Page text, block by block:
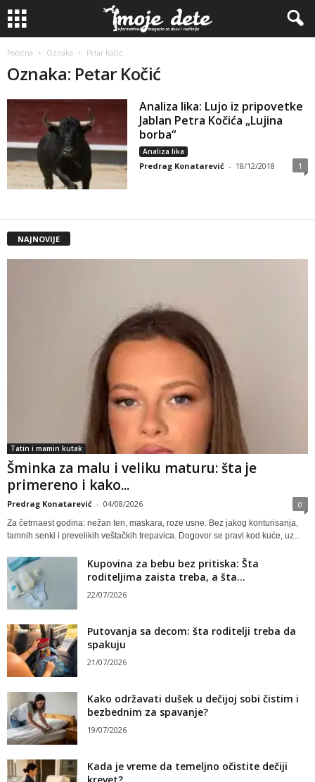
Početna Oznake Petar Kočić
Oznaka: Petar Kočić
Analiza lika: Lujo iz pripovetke
Jablan Petra Kočića „Lujina
borba“
Analiza lika
Predrag Konatarević - 18/12/2018 1
NAJNOVIJE
Tatin i mamin kutak
Šminka za malu i veliku maturu: šta je
primereno i kako...
Predrag Konatarević - 04/08/2026 0
Za četrnaest godina: nežan ten, maskara, roze usne. Bez jakog konturisanja,
tamnih senki i prevelikih veštačkih trepavica. Dogovor se pravi kod kuće, uz...
Kupovina za bebu bez pritiska: Šta
roditeljima zaista treba, a šta...
22/07/2026
Putovanja sa decom: šta roditelji treba da
spakuju
21/07/2026
Kako održavati dušek u dečijoj sobi čistim i
bezbednim za spavanje?
19/07/2026
Kada je vreme da temeljno očistite dečiji